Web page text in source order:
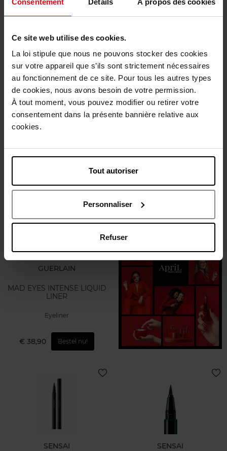
Ce site web utilise des cookies.
La loi stipule que nous ne pouvons stocker des cookies
sur votre appareil que s’ils sont strictement nécessaires
au fonctionnement de ce site. Pour tous les autres types
de cookies, nous avons besoin de votre permission.
À tout moment, vous pouvez modifier ou retirer votre
consentement dans la présente bannière relative aux
cookies.
Tout autoriser
Personnaliser
Refuser
STENDHAL
Eye ink liner
Nieuw
STENDHAL
Eyeliner
GUERLAIN
MAD EYES INTENSE LIQUID
LINER
Eyeliner
€ 38,90 Bestel nu!
SENSAI SENSAI